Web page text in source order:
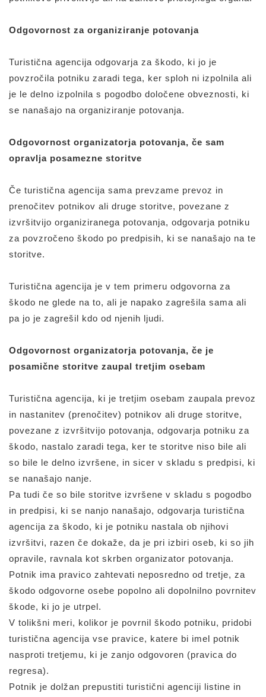
Odgovornost za organiziranje potovanja
Turistična agencija odgovarja za škodo, ki jo je
povzročila potniku zaradi tega, ker sploh ni izpolnila ali
je le delno izpolnila s pogodbo določene obveznosti, ki
se nanašajo na organiziranje potovanja.
Odgovornost organizatorja potovanja, če sam
opravlja posamezne storitve
Če turistična agencija sama prevzame prevoz in
prenočitev potnikov ali druge storitve, povezane z
izvršitvijo organiziranega potovanja, odgovarja potniku
za povzročeno škodo po predpisih, ki se nanašajo na te
storitve.
Turistična agencija je v tem primeru odgovorna za
škodo ne glede na to, ali je napako zagrešila sama ali
pa jo je zagrešil kdo od njenih ljudi.
Odgovornost organizatorja potovanja, če je
posamične storitve zaupal tretjim osebam
Turistična agencija, ki je tretjim osebam zaupala prevoz
in nastanitev (prenočitev) potnikov ali druge storitve,
povezane z izvršitvijo potovanja, odgovarja potniku za
škodo, nastalo zaradi tega, ker te storitve niso bile ali
so bile le delno izvršene, in sicer v skladu s predpisi, ki
se nanašajo nanje.
Pa tudi če so bile storitve izvršene v skladu s pogodbo
in predpisi, ki se nanjo nanašajo, odgovarja turistična
agencija za škodo, ki je potniku nastala ob njihovi
izvršitvi, razen če dokaže, da je pri izbiri oseb, ki so jih
opravile, ravnala kot skrben organizator potovanja.
Potnik ima pravico zahtevati neposredno od tretje, za
škodo odgovorne osebe popolno ali dopolnilno povrnitev
škode, ki jo je utrpel.
V tolikšni meri, kolikor je povrnil škodo potniku, pridobi
turistična agencija vse pravice, katere bi imel potnik
nasproti tretjemu, ki je zanjo odgovoren (pravica do
regresa).
Potnik je dolžan prepustiti turistični agenciji listine in